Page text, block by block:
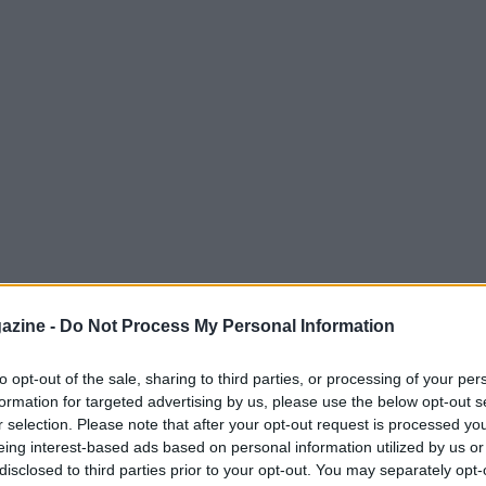
- Do Not Process My Personal Information
opt-out of the sale, sharing to third parties, or processing of your
for targeted advertising by us, please use the below opt-out
selection. Please note that after your opt-out request is processed
interest-based ads based on personal information utilized by us
to third parties prior to your opt-out. You may separately
della pallacanestro. Attualmente in
classe 1988 è un perno anche della